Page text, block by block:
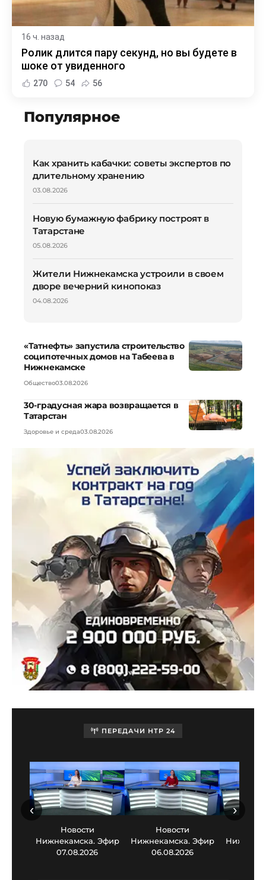
16 ч. назад
Ролик длится пару секунд, но вы будете в
шоке от увиденного
270 54 56
Популярное
Как хранить кабачки: советы экспертов по
длительному хранению
03.08.2026
Новую бумажную фабрику построят в
Татарстане
05.08.2026
Жители Нижнекамска устроили в своем
дворе вечерний кинопоказ
04.08.2026
«Татнефть» запустила строительство
соципотечных домов на Табеева в
Нижнекамске
Общество03.08.2026
30-градусная жара возвращается в
Татарстан
Здоровье и среда03.08.2026
ПЕРЕДАЧИ НТР 24
Новости
Нижнекамска. Эфир
07.08.2026
Новости
Нижнекамска. Эфир
06.08.2026
‹ ›